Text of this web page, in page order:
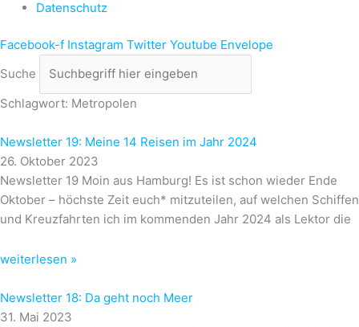
Datenschutz
Facebook-f Instagram Twitter Youtube Envelope
Suche
Schlagwort: Metropolen
Newsletter 19: Meine 14 Reisen im Jahr 2024
26. Oktober 2023
Newsletter 19 Moin aus Hamburg! Es ist schon wieder Ende
Oktober – höchste Zeit euch* mitzuteilen, auf welchen Schiffen
und Kreuzfahrten ich im kommenden Jahr 2024 als Lektor die
weiterlesen »
Newsletter 18: Da geht noch Meer
31. Mai 2023